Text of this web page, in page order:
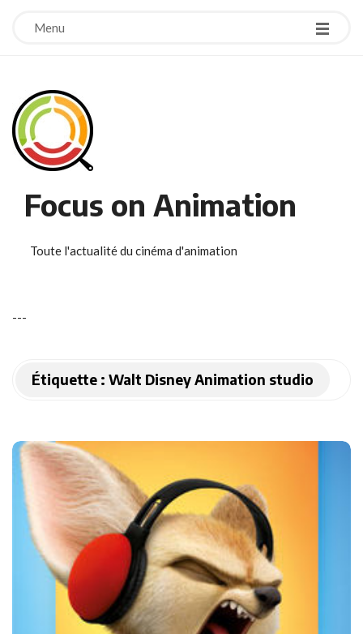
Menu
Focus on Animation
Toute l'actualité du cinéma d'animation
---
Étiquette : Walt Disney Animation studio